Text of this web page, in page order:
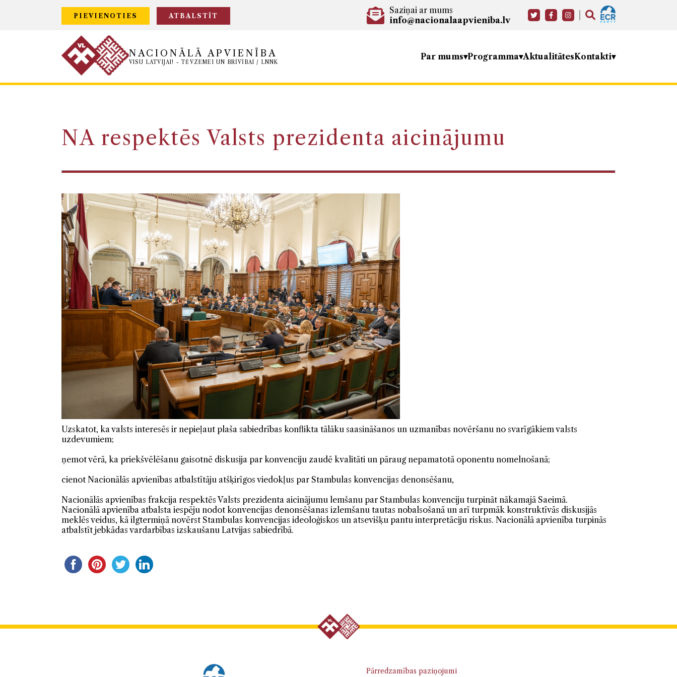
PIEVIENOTIES ATBALSTĪT
Saziņai ar mums
info@nacionalaapvieniba.lv
NACIONĀLĀ APVIENĪBA
VISU LATVIJAI! - TĒVZEMEI UN BRĪVĪBAI / LNNK
Par mums Programma AktualitātesKontakti
NA respektēs Valsts prezidenta aicinājumu
Uzskatot, ka valsts interesēs ir nepieļaut plaša sabiedrības konflikta tālāku saasināšanos un uzmanības novēršanu no svarīgākiem valsts
uzdevumiem;
ņemot vērā, ka priekšvēlēšanu gaisotnē diskusija par konvenciju zaudē kvalitāti un pāraug nepamatotā oponentu nomelnošanā;
cienot Nacionālās apvienības atbalstītāju atšķirīgos viedokļus par Stambulas konvencijas denonsēšanu,
Nacionālās apvienības frakcija respektēs Valsts prezidenta aicinājumu lemšanu par Stambulas konvenciju turpināt nākamajā Saeimā.
Nacionālā apvienība atbalsta iespēju nodot konvencijas denonsēšanas izlemšanu tautas nobalsošanā un arī turpmāk konstruktīvās diskusijās
meklēs veidus, kā ilgtermiņā novērst Stambulas konvencijas ideoloģiskos un atsevišķu pantu interpretāciju riskus. Nacionālā apvienība turpinās
atbalstīt jebkādas vardarbības izskaušanu Latvijas sabiedrībā.
Pārredzamības paziņojumi